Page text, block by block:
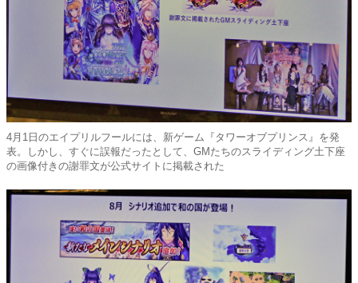
4月1日のエイプリルフールには、新ゲーム『タワーオブプリンス』を発
表。しかし、すぐに誤報だったとして、GMたちのスライディング土下座
の画像付きの謝罪文が公式サイトに掲載された